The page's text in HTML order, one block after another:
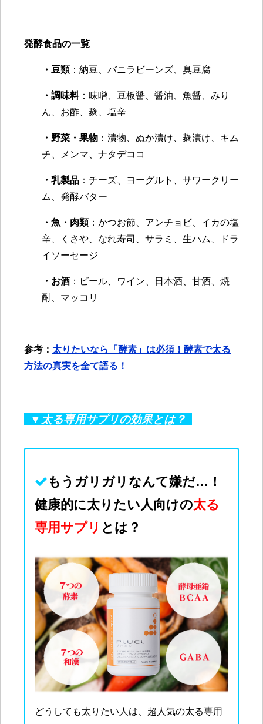
発酵食品の一覧
・豆類：納豆、バニラビーンズ、臭豆腐
・調味料：味噌、豆板醤、醤油、魚醤、みり
ん、お酢、麹、塩辛
・野菜・果物 ：漬物、ぬか漬け、麹漬け、キム
チ、メンマ、ナタデココ
・乳製品 ：チーズ、ヨーグルト、サワークリー
ム、発酵バター
・魚・肉類：かつお節、アンチョビ、イカの塩
辛、くさや、なれ寿司、サラミ、生ハム、ドラ
イソーセージ
・お酒 ：ビール、ワイン、日本酒、甘酒、焼
酎、マッコリ
参考： 太りたいなら「酵素」は必須！酵素で太る
方法の真実を全て語る！
▼太る専用サプリの効果とは？
もうガリガリなんて嫌だ…！
健康的に太りたい人向けの太る
専用サプリ とは？
どうしても太りたい人は、超人気の太る専用